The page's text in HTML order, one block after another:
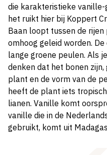
die karakteristieke vanille-
het ruikt hier bij Koppert
Baan loopt tussen de
omhoog geleid worden.
lange groene peulen. Als
denken dat het bonen zijn,
plant en de vorm van de
heeft de plant iets
lianen. Vanille komt
vanille die in de
gebruikt, komt uit